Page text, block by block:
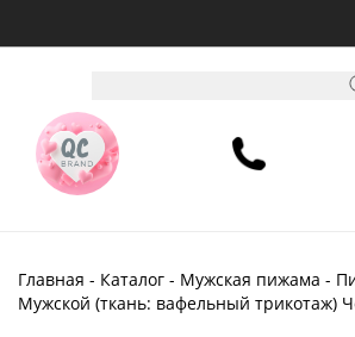
Главная - Каталог - Мужская пижама -
Мужской (ткань: вафельный трикотаж)